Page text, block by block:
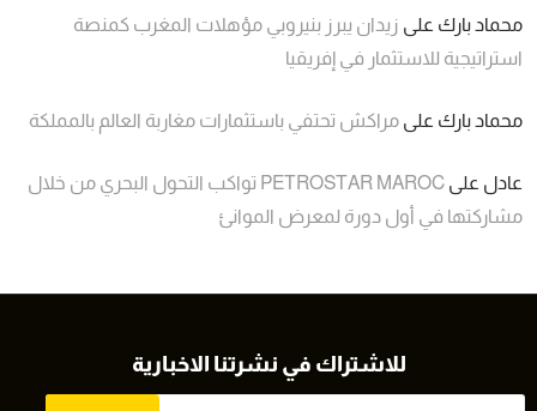
محماد بارك على زيدان يبرز بنيروبي مؤهلات المغرب كمنصة
استراتيجية للاستثمار في إفريقيا
محماد بارك على مراكش تحتفي باستثمارات مغاربة العالم بالمملكة
عادل على
PETROSTAR MAROC تواكب التحول البحري من خلال
مشاركتها في أول دورة لمعرض الموانئ
للاشتراك في نشرتنا الاخبارية